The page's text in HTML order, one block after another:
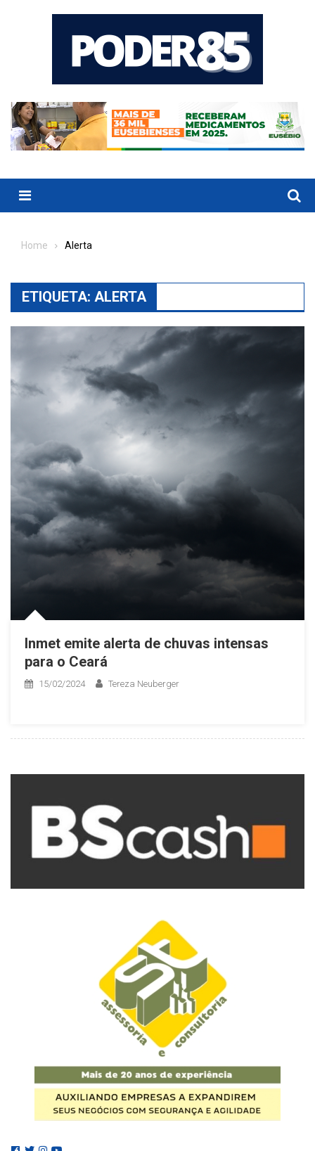
Menu
Home Alerta
ETIQUETA: ALERTA
Inmet emite alerta de chuvas intensas
para o Ceará
15/02/2024 Tereza Neuberger